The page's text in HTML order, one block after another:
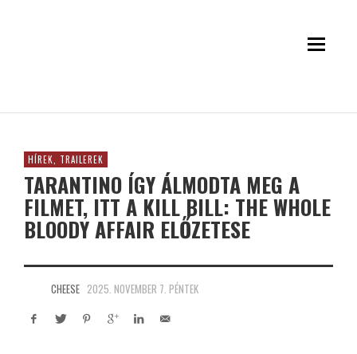
HÍREK, TRAILEREK
TARANTINO ÍGY ÁLMODTA MEG A
FILMET, ITT A KILL BILL: THE WHOLE
BLOODY AFFAIR ELŐZETESE
CHEESE 2025. NOVEMBER 7. PÉNTEK